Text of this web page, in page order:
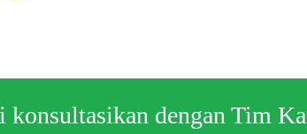
dengan Tim